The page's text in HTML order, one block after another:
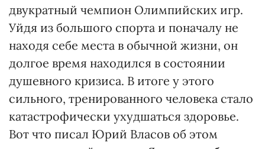
двукратный чемпион Олимпийских игр.
Уйдя из большого спорта и поначалу не
находя себе места в обычной жизни, он
долгое время находился в состоянии
душевного кризиса. В итоге у этого
сильного, тренированного человека стало
катастрофически ухудшаться здоровье.
Вот что писал Юрий Власов об этом